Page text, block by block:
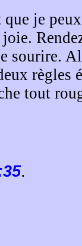
je
sourire.
règles
tout
.